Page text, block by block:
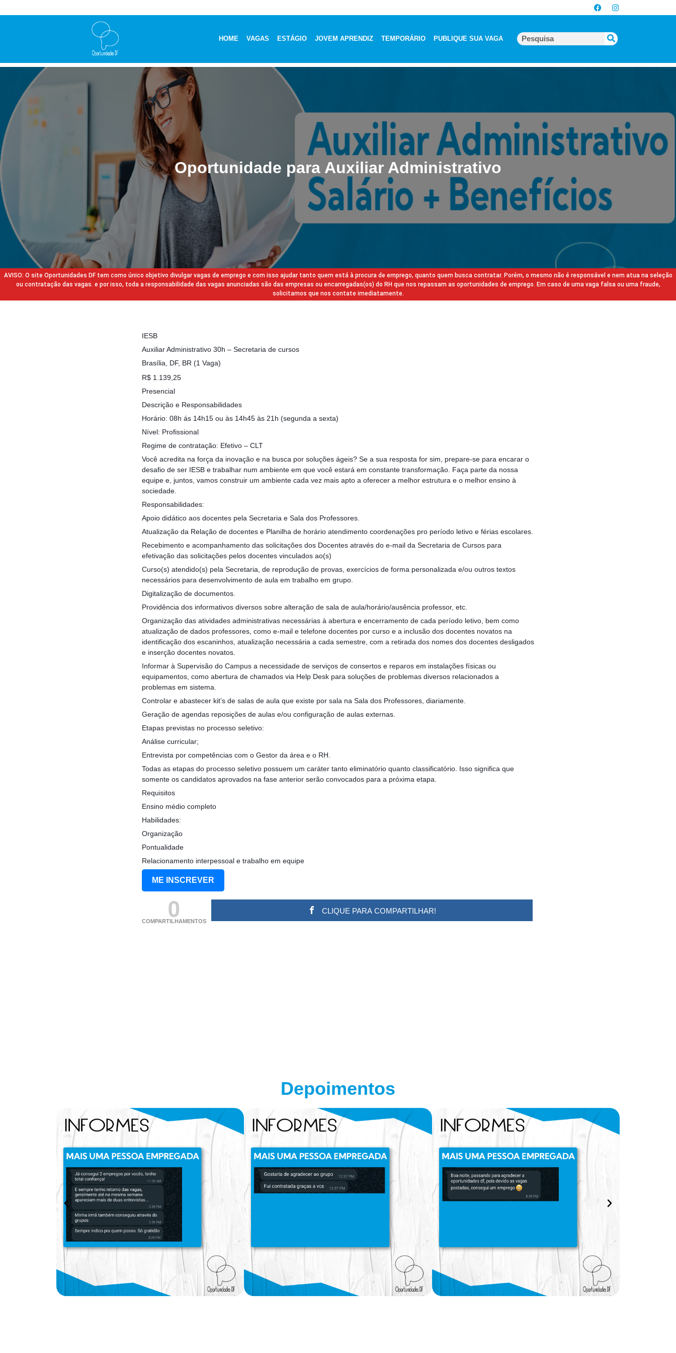
HOME VAGAS ESTÁGIO JOVEM APRENDIZ TEMPORÁRIO PUBLIQUE SUA VAGA
Oportunidade para Auxiliar Administrativo
AVISO: O site Oportunidades DF tem como único objetivo divulgar vagas de emprego e com isso ajudar tanto quem está à procura de emprego, quanto quem busca contratar. Porém, o mesmo não é responsável e nem atua na seleção
ou contratação das vagas. e por isso, toda a responsabilidade das vagas anunciadas são das empresas ou encarregadas(os) do RH que nos repassam as oportunidades de emprego. Em caso de uma vaga falsa ou uma fraude,
solicitamos que nos contate imediatamente.
IESB
Auxiliar Administrativo 30h – Secretaria de cursos
Brasília, DF, BR (1 Vaga)
R$ 1.139,25
Presencial
Descrição e Responsabilidades
Horário: 08h ás 14h15 ou às 14h45 às 21h (segunda a sexta)
Nível: Profissional
Regime de contratação: Efetivo – CLT
Você acredita na força da inovação e na busca por soluções ágeis? Se a sua resposta for sim, prepare-se para encarar o
desafio de ser IESB e trabalhar num ambiente em que você estará em constante transformação. Faça parte da nossa
equipe e, juntos, vamos construir um ambiente cada vez mais apto a oferecer a melhor estrutura e o melhor ensino à
sociedade.
Responsabilidades:
Apoio didático aos docentes pela Secretaria e Sala dos Professores.
Atualização da Relação de docentes e Planilha de horário atendimento coordenações pro período letivo e férias escolares.
Recebimento e acompanhamento das solicitações dos Docentes através do e-mail da Secretaria de Cursos para
efetivação das solicitações pelos docentes vinculados ao(s)
Curso(s) atendido(s) pela Secretaria, de reprodução de provas, exercícios de forma personalizada e/ou outros textos
necessários para desenvolvimento de aula em trabalho em grupo.
Digitalização de documentos.
Providência dos informativos diversos sobre alteração de sala de aula/horário/ausência professor, etc.
Organização das atividades administrativas necessárias à abertura e encerramento de cada período letivo, bem como
atualização de dados professores, como e-mail e telefone docentes por curso e a inclusão dos docentes novatos na
identificação dos escaninhos, atualização necessária a cada semestre, com a retirada dos nomes dos docentes desligados
e inserção docentes novatos.
Informar à Supervisão do Campus a necessidade de serviços de consertos e reparos em instalações físicas ou
equipamentos, como abertura de chamados via Help Desk para soluções de problemas diversos relacionados a
problemas em sistema.
Controlar e abastecer kit’s de salas de aula que existe por sala na Sala dos Professores, diariamente.
Geração de agendas reposições de aulas e/ou configuração de aulas externas.
Etapas previstas no processo seletivo:
Análise curricular;
Entrevista por competências com o Gestor da área e o RH.
Todas as etapas do processo seletivo possuem um caráter tanto eliminatório quanto classificatório. Isso significa que
somente os candidatos aprovados na fase anterior serão convocados para a próxima etapa.
Requisitos
Ensino médio completo
Habilidades:
Organização
Pontualidade
Relacionamento interpessoal e trabalho em equipe
ME INSCREVER
0
COMPARTILHAMENTOS
CLIQUE PARA COMPARTILHAR!
Depoimentos